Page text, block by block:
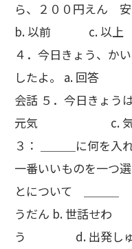
ら、２００円えん
b. 以前 c.
４．今日きょう、か
したよ。 a.
会話 ５．今日きょう
元気 c. 気
３： ＿＿＿に何を入
一番いいものを一つ
とについて ＿＿＿
うだん b. 世話
う d. 出発しゅ